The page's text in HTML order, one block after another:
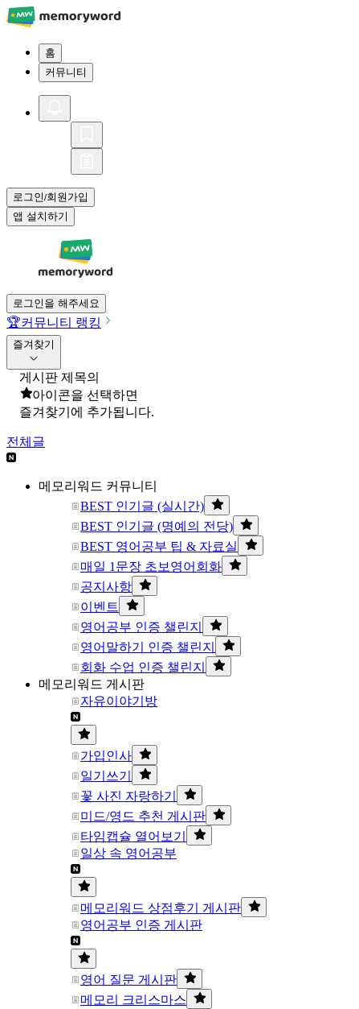
홈
커뮤니티
로그인/회원가입
앱 설치하기
로그인을 해주세요
🏆커뮤니티 랭킹
즐겨찾기
게시판 제목의
아이콘을 선택하면
즐겨찾기에 추가됩니다.
전체글
메모리워드 커뮤니티
BEST 인기글 (실시간)
BEST 인기글 (명예의 전당)
BEST 영어공부 팁 & 자료실
매일 1문장 초보영어회화
공지사항
이벤트
영어공부 인증 챌린지
영어말하기 인증 챌린지
회화 수업 인증 챌린지
메모리워드 게시판
자유이야기방
가입인사
일기쓰기
꽃 사진 자랑하기
미드/영드 추천 게시판
타임캡슐 열어보기
일상 속 영어공부
메모리워드 상점후기 게시판
영어공부 인증 게시판
영어 질문 게시판
메모리 크리스마스